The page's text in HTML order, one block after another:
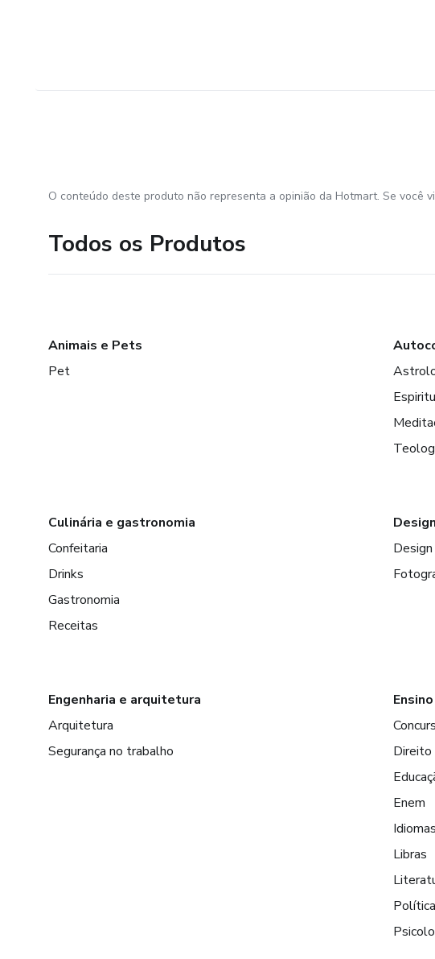
O conteúdo deste produto não representa a opinião da Hotmart. Se você
Todos os Produtos
Animais e Pets
Pet
Culinária e gastronomia
Confeitaria
Drinks
Gastronomia
Receitas
Design
Engenharia e arquitetura
Arquitetura
Segurança no trabalho
Direito
Enem
Idiomas
Libras
Política